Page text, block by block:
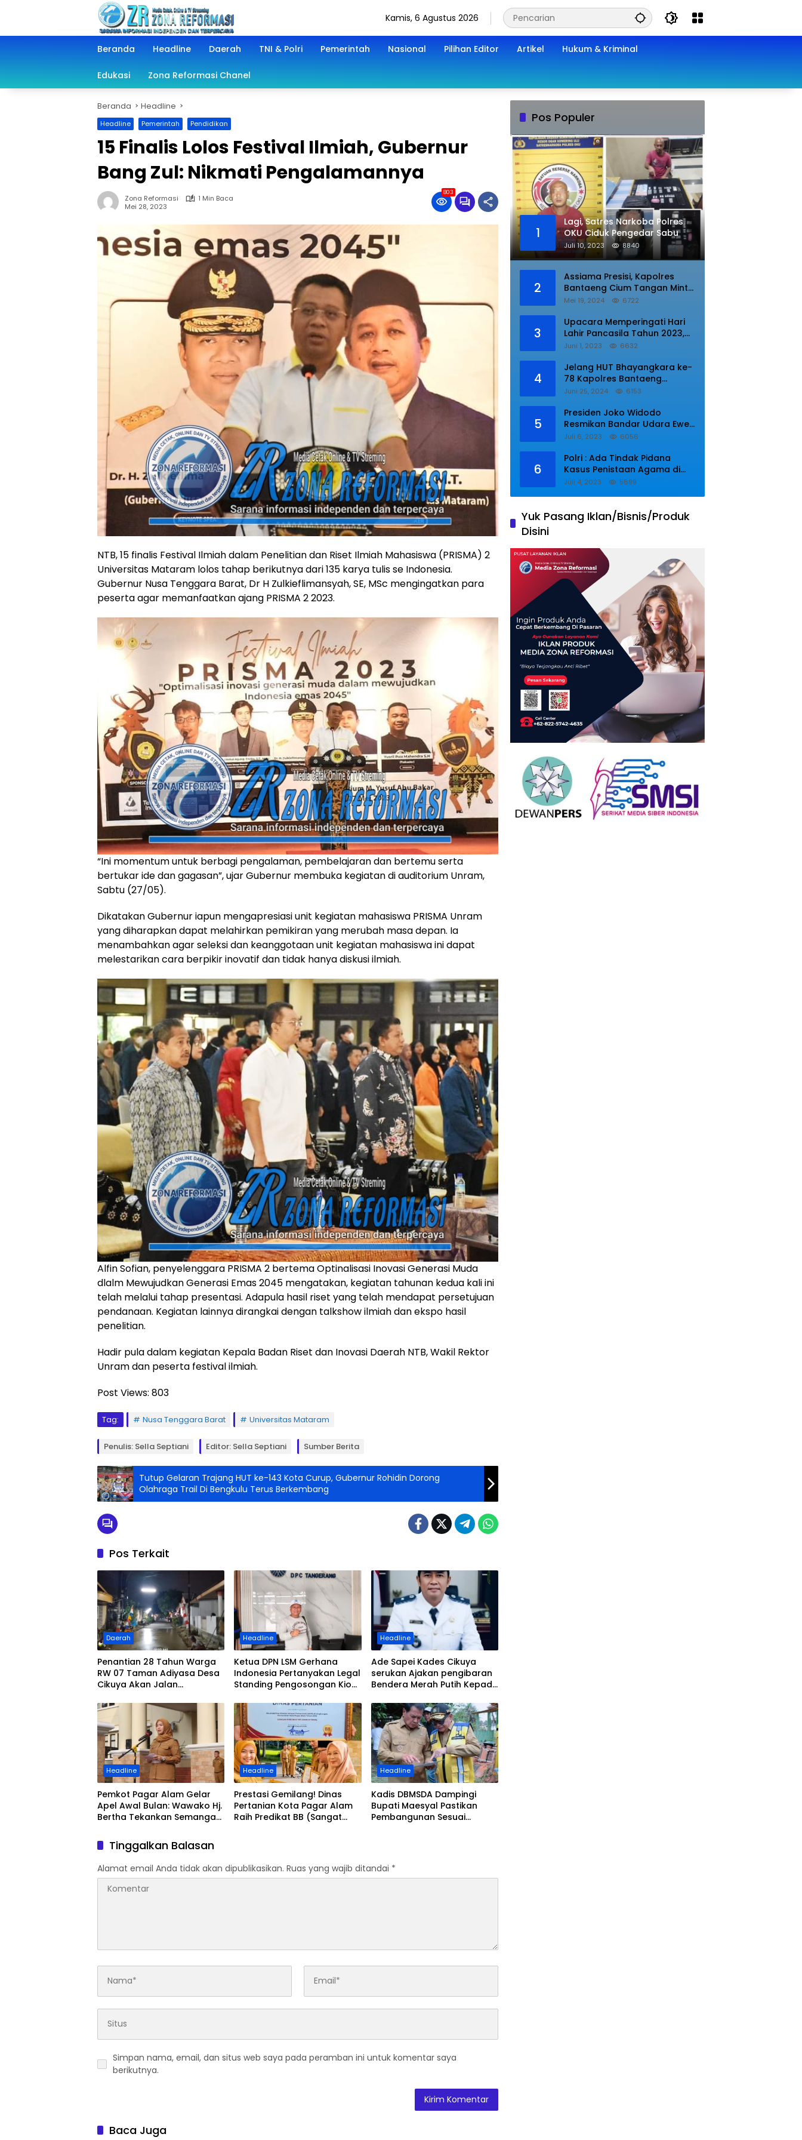
Kamis, 6 Agustus 2026
Beranda Headline Daerah TNI & Polri Pemerintah Nasional Pilihan Editor Artikel Hukum & Kriminal
Edukasi Zona Reformasi Chanel
Beranda Headline
Headline Pemerintah Pendidikan
15 Finalis Lolos Festival Ilmiah, Gubernur
Bang Zul: Nikmati Pengalamannya
Zona Reformasi
1 Min Baca
Mei 28, 2023
803
NTB, 15 finalis Festival Ilmiah dalam Penelitian dan Riset Ilmiah Mahasiswa (PRISMA) 2
Universitas Mataram lolos tahap berikutnya dari 135 karya tulis se Indonesia.
Gubernur Nusa Tenggara Barat, Dr H Zulkieflimansyah, SE, MSc mengingatkan para
peserta agar memanfaatkan ajang PRISMA 2 2023.
“Ini momentum untuk berbagi pengalaman, pembelajaran dan bertemu serta
bertukar ide dan gagasan”, ujar Gubernur membuka kegiatan di auditorium Unram,
Sabtu (27/05).
Dikatakan Gubernur iapun mengapresiasi unit kegiatan mahasiswa PRISMA Unram
yang diharapkan dapat melahirkan pemikiran yang merubah masa depan. Ia
menambahkan agar seleksi dan keanggotaan unit kegiatan mahasiswa ini dapat
melestarikan cara berpikir inovatif dan tidak hanya diskusi ilmiah.
Alfin Sofian, penyelenggara PRISMA 2 bertema Optinalisasi Inovasi Generasi Muda
dlalm Mewujudkan Generasi Emas 2045 mengatakan, kegiatan tahunan kedua kali ini
telah melalui tahap presentasi. Adapula hasil riset yang telah mendapat persetujuan
pendanaan. Kegiatan lainnya dirangkai dengan talkshow ilmiah dan ekspo hasil
penelitian.
Hadir pula dalam kegiatan Kepala Badan Riset dan Inovasi Daerah NTB, Wakil Rektor
Unram dan peserta festival ilmiah.
Post Views: 803
Tag: Nusa Tenggara Barat Universitas Mataram
Penulis: Sella Septiani Editor: Sella Septiani Sumber Berita
Tutup Gelaran Trajang HUT ke-143 Kota Curup, Gubernur Rohidin Dorong
Olahraga Trail Di Bengkulu Terus Berkembang
Pos Terkait
Daerah
Penantian 28 Tahun Warga
RW 07 Taman Adiyasa Desa
Cikuya Akan Jalan
Headline
Ketua DPN LSM Gerhana
Indonesia Pertanyakan Legal
Standing Pengosongan Kios
Tigaraksa
Headline
Ade Sapei Kades Cikuya
serukan Ajakan pengibaran
Bendera Merah Putih Kepada
Perkampungan dan
Perumahan
Headline
Pemkot Pagar Alam Gelar
Apel Awal Bulan: Wawako Hj.
Bertha Tekankan Semangat
Purna Tugas ASN
Headline
Prestasi Gemilang! Dinas
Pertanian Kota Pagar Alam
Raih Predikat BB (Sangat
Headline
Kadis DBMSDA Dampingi
Bupati Maesyal Pastikan
Pembangunan Sesuai
Tinggalkan Balasan
Alamat email Anda tidak akan dipublikasikan. Ruas yang wajib ditandai *
Simpan nama, email, dan situs web saya pada peramban ini untuk komentar saya
berikutnya.
Baca Juga
Pos Populer
1
Lagi, Satres Narkoba Polres
OKU Ciduk Pengedar Sabu
Juli 10, 2023 8840
2
Assiama Presisi, Kapolres
Bantaeng Cium Tangan Minta
di Doakan.
Mei 19, 2024 6722
3
Upacara Memperingati Hari
Lahir Pancasila Tahun 2023,
Wakapolres Lampung Utara
RI.
Juni 1, 2023 6632
4
Jelang HUT Bhayangkara ke-
78 Kapolres Bantaeng
Resmikan Sumur Bor di Desa
Juni 25, 2024 6153
5
Presiden Joko Widodo
Resmikan Bandar Udara Ewer
di Asmat
Juli 6, 2023 6056
6
Polri : Ada Tindak Pidana
Kasus Penistaan Agama di
Ponpes Al Zaytun
Juli 4, 2023 5699
Yuk Pasang Iklan/Bisnis/Produk
Disini